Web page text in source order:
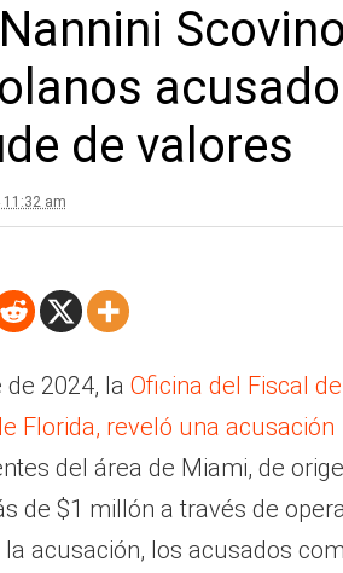
de valores
11:32 am
2024, la Oficina del Fiscal
Florida, reveló una acusación
del área de Miami, de
de $1 millón a través de
acusación, los acusados